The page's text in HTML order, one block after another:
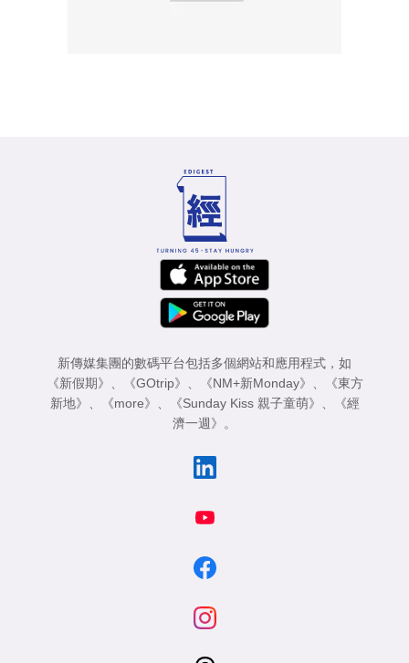
新傳媒集團的數碼平台包括多個網站和應用程式，如
《新假期》
《GOtrip》 《NM+新Monday》
《東方
新地》
《more》 《Sunday Kiss 親子童萌》
《經
濟一週》
。